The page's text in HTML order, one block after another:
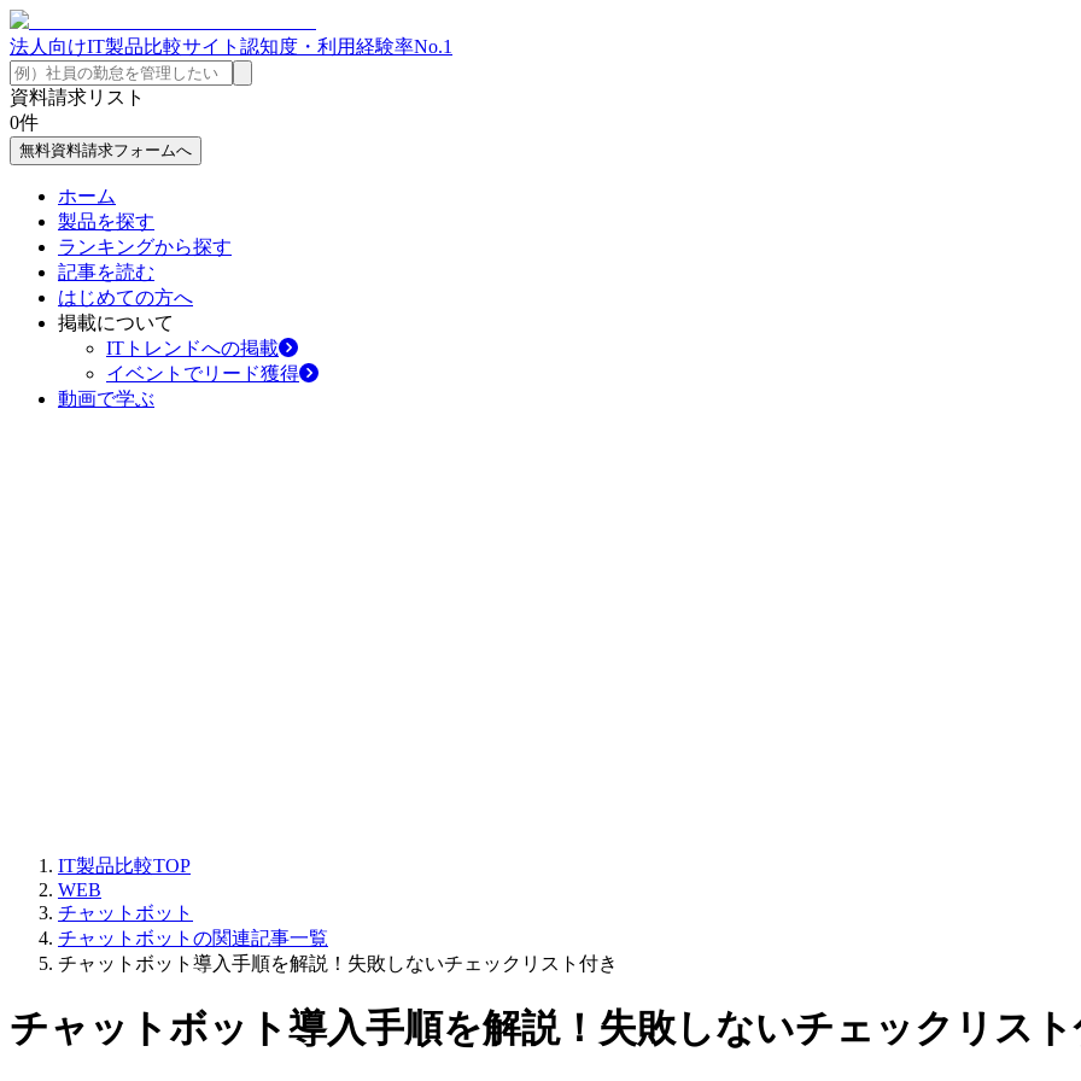
法人向けIT製品比較サイト 認知度・利用経験率No.1
資料請求リスト
0件
無料資料請求フォームへ
ホーム
製品を探す
ランキングから探す
記事を読む
はじめての方へ
掲載について
ITトレンドへの掲載
イベントでリード獲得
動画で学ぶ
IT製品比較TOP
WEB
チャットボット
チャットボットの関連記事一覧
チャットボット導入手順を解説！失敗しないチェックリスト付き
チャットボット導入手順を解説！失敗しないチェックリス